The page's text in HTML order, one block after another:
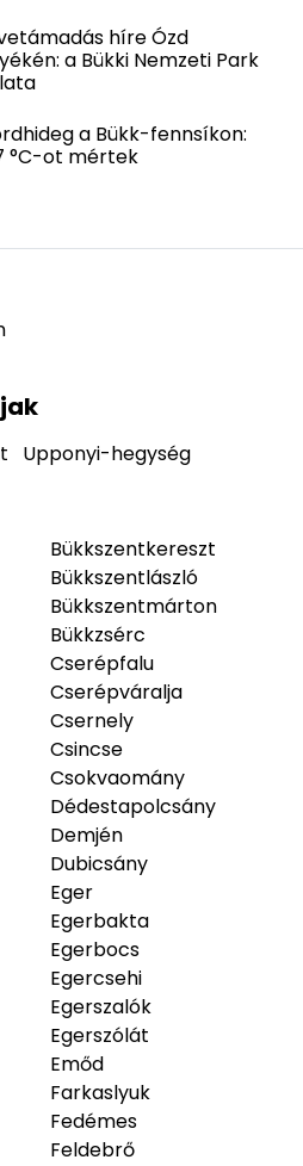
híre Ózd
a Bükki Nemzeti Park
a Bükk-fennsíkon:
°C-ot mértek
Upponyi-hegység
Bükkszentkereszt
Bükkszentlászló
Bükkszentmárton
Bükkzsérc
Cserépfalu
Cserépváralja
Csernely
Csincse
Csokvaomány
Dédestapolcsány
Demjén
Dubicsány
Eger
Egerbakta
Egerbocs
Egercsehi
Egerszalók
Egerszólát
Emőd
Farkaslyuk
Fedémes
Feldebrő